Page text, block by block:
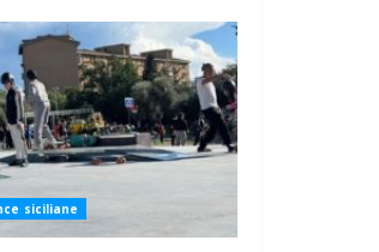
siciliane